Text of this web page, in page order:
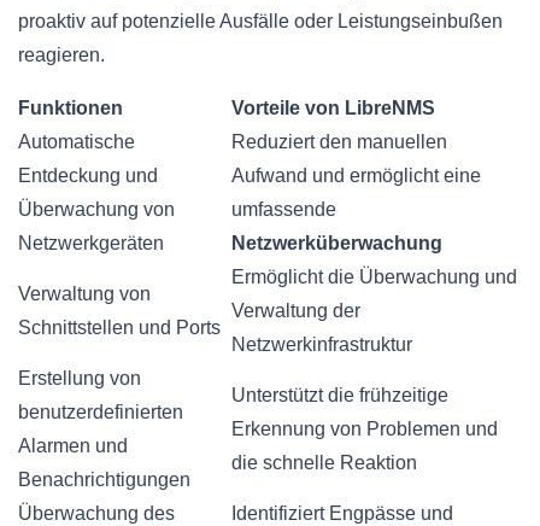
proaktiv auf potenzielle Ausfälle oder Leistungseinbußen
reagieren.
Funktionen
Vorteile von LibreNMS
Automatische
Entdeckung und
Überwachung von
Netzwerkgeräten
Reduziert den manuellen
Aufwand und ermöglicht eine
umfassende
Netzwerküberwachung
Verwaltung von
Schnittstellen und Ports
Ermöglicht die Überwachung und
Verwaltung der
Netzwerkinfrastruktur
Erstellung von
benutzerdefinierten
Alarmen und
Benachrichtigungen
Unterstützt die frühzeitige
Erkennung von Problemen und
die schnelle Reaktion
Überwachung des
Identifiziert Engpässe und